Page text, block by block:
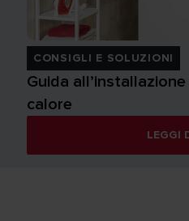
CONSIGLI E SOLUZIONI
Guida
calore
LEGGI